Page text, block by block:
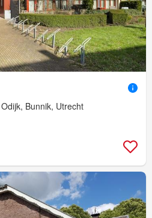
Bunnik, Utrecht